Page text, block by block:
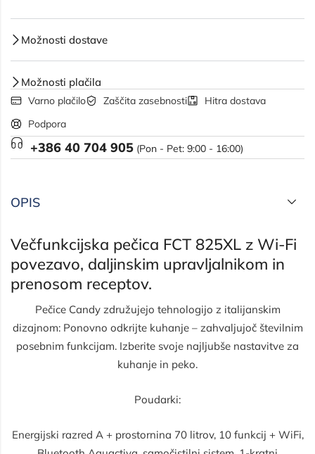
Možnosti dostave
Možnosti plačila
Varno plačilo Zaščita zasebnosti
Hitra dostava
Podpora
+386 40 704 905‬(Pon - Pet: 9:00 - 16:00)
OPIS
Večfunkcijska pečica FCT 825XL z Wi-Fi
povezavo, daljinskim upravljalnikom in
prenosom receptov.
Pečice Candy združujejo tehnologijo z italijanskim
dizajnom: Ponovno odkrijte kuhanje – zahvaljujoč številnim
posebnim funkcijam. Izberite svoje najljubše nastavitve za
kuhanje in peko.
Poudarki:
Energijski razred A + prostornina 70 litrov, 10 funkcij + WiFi,